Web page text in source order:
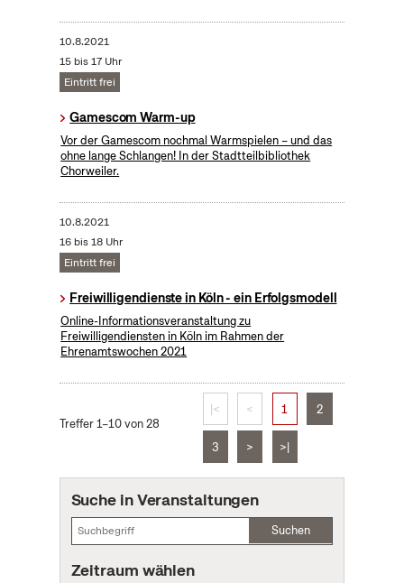
10.8.2021
15 bis 17 Uhr
Eintritt frei
Gamescom Warm-up
Vor der Gamescom nochmal Warmspielen – und das
ohne lange Schlangen! In der Stadtteilbibliothek
Chorweiler.
10.8.2021
16 bis 18 Uhr
Eintritt frei
Freiwilligendienste in Köln - ein Erfolgsmodell
Online-Informationsveranstaltung zu
Freiwilligendiensten in Köln im Rahmen der
Ehrenamtswochen 2021
Treffer 1–10 von 28
|< < 1 2
3 > >|
Suche in Veranstaltungen
Suchen
Zeitraum wählen